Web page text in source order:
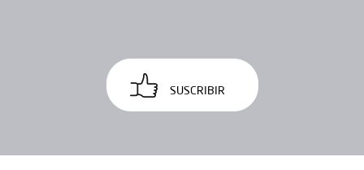
SUSCRIBIR